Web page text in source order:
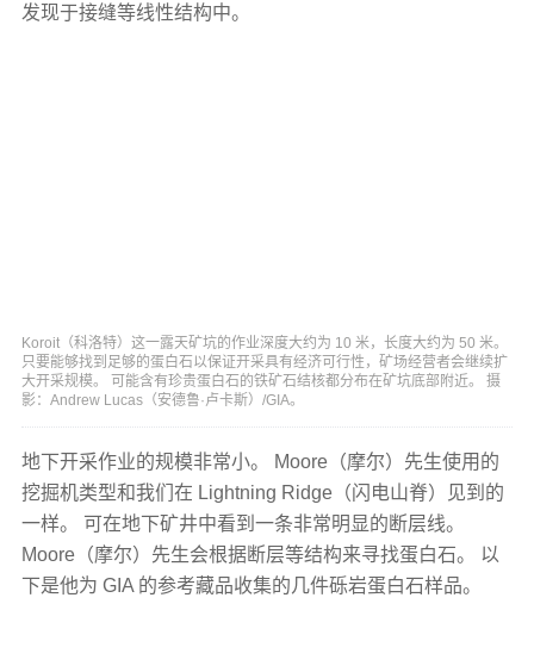
发现于接缝等线性结构中。
Koroit（科洛特）这一露天矿坑的作业深度大约为 10 米，长度大约为 50 米。
只要能够找到足够的蛋白石以保证开采具有经济可行性，矿场经营者会继续扩
大开采规模。 可能含有珍贵蛋白石的铁矿石结核都分布在矿坑底部附近。 摄
影：Andrew Lucas（安德鲁·卢卡斯）/GIA。
地下开采作业的规模非常小。 Moore（摩尔）先生使用的
挖掘机类型和我们在 Lightning Ridge（闪电山脊）见到的
一样。 可在地下矿井中看到一条非常明显的断层线。
Moore（摩尔）先生会根据断层等结构来寻找蛋白石。 以
下是他为 GIA 的参考藏品收集的几件砾岩蛋白石样品。